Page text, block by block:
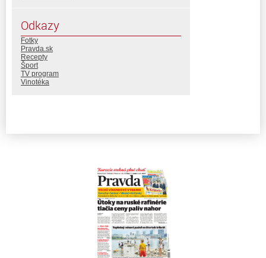
Odkazy
Fotky
Pravda.sk
Recepty
Šport
TV program
Vinotéka